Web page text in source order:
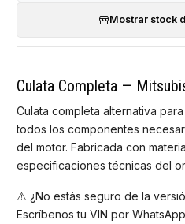
Mostrar stock
Culata Completa —
Culata completa alternativa
todos los componentes
del motor. Fabricada con
especificaciones técnicas del
⚠️ ¿No estás seguro de la
Escríbenos tu VIN por